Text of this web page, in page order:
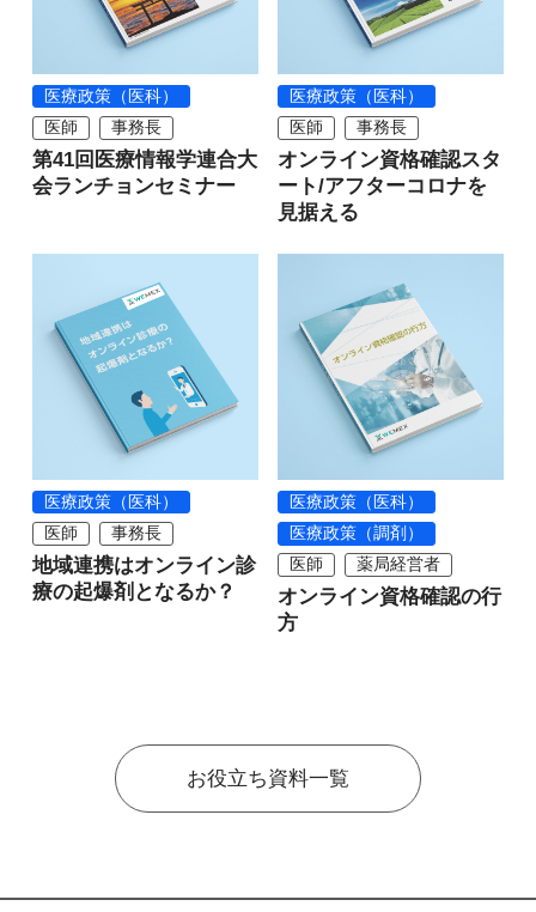
医療政策（医科）
医師
事務長
第41回医療情報学連合大
会ランチョンセミナー
医療政策（医科）
医師
事務長
オンライン資格確認スタ
ート/アフターコロナを
見据える
医療政策（医科）
医師
事務長
地域連携はオンライン診
療の起爆剤となるか？
医療政策（医科）
医療政策（調剤）
医師
薬局経営者
オンライン資格確認の行
方
お役立ち資料一覧